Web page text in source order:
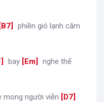
[B7
phiền gió lạnh căm
bay [Em
nghe thế
mong người viễn [D7